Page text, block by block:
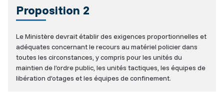
Proposition 2
Le Ministère devrait établir des exigences proportionnelles et
adéquates concernant le recours au matériel policier dans
toutes les circonstances, y compris pour les unités du
maintien de l’ordre public, les unités tactiques, les équipes de
libération d’otages et les équipes de confinement.